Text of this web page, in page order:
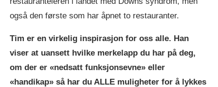
også den første som har åpnet to restauranter.
Tim er en virkelig inspirasjon for oss alle. Han
viser at uansett hvilke merkelapp du har på deg,
om der er «nedsatt funksjonsevne» eller
«handikap» så har du ALLE muligheter for å lykkes